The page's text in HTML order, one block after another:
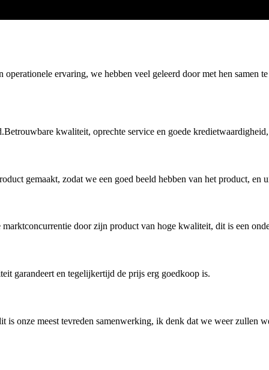
ervaring, we hebben veel geleerd door met hen samen
kwaliteit, oprechte service en goede
gemaakt, zodat we een goed beeld hebben van het product, en
door zijn product van hoge kwaliteit, dit is een
garandeert en tegelijkertijd de prijs erg goedkoop is.
is onze meest tevreden samenwerking, ik denk dat we weer zullen